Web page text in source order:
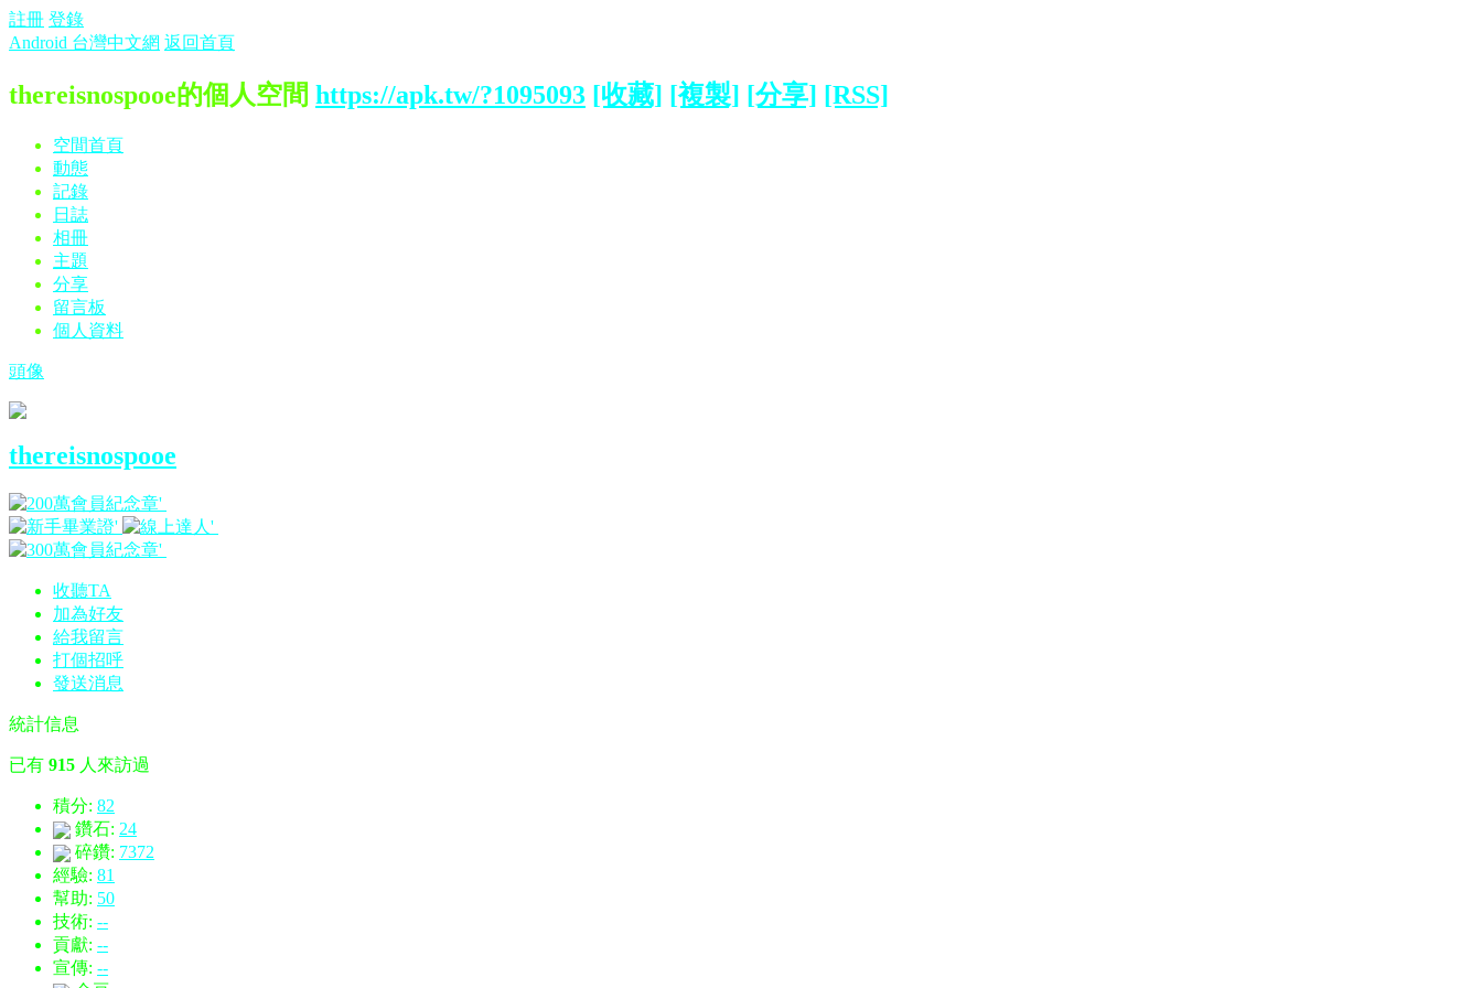
註冊 登錄
Android 台灣中文網 返回首頁
thereisnospooe的個人空間 https://apk.tw/?1095093 [收藏] [複製] [分享] [RSS]
空間首頁
動態
記錄
日誌
相冊
主題
分享
留言板
個人資料
頭像
thereisnospooe
收聽TA
加為好友
給我留言
打個招呼
發送消息
統計信息
已有 915 人來訪過
積分: 82
鑽石: 24
碎鑽: 7372
經驗: 81
幫助: 50
技術: --
貢獻: --
宣傳: --